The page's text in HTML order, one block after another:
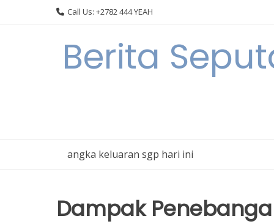
Call Us: +2782 444 YEAH
Berita
angka keluaran sgp hari ini
Dampak